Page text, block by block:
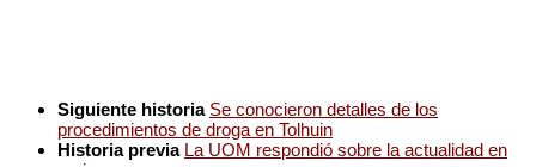
Siguiente historia Se conocieron detalles de los
procedimientos de droga en Tolhuin
Historia previa La UOM respondió sobre la actualidad en